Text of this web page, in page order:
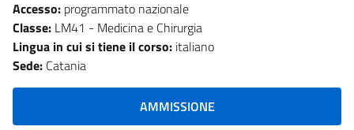
Accesso: programmato nazionale
Classe: LM41 - Medicina e Chirurgia
Lingua in cui si tiene il corso: italiano
Sede: Catania
AMMISSIONE